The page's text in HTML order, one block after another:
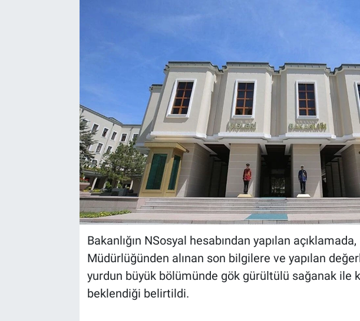
Bakanlığın NSosyal hesabından yapılan
Müdürlüğünden alınan son bilgilere ve yapılan
yurdun büyük bölümünde gök gürültülü sağanak ile
beklendiği belirtildi.